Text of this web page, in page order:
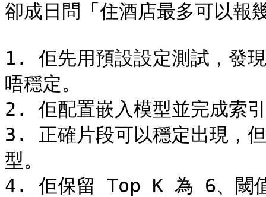
卻成日問「住酒店最多可以報
1. 佢先用預設設定測試，發
唔穩定。
2. 佢配置嵌入模型並完成索
3. 正確片段可以穩定出現，
型。
4. 佢保留 Top K 為 6、閾